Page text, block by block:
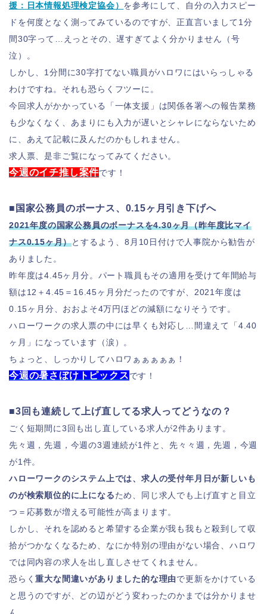
援：日本情報処理検定協会） を参考にして、自分の入力スピー
ドを何度となく測ってみているのですが、正直言いまして1分
間30字って…えっとその、遅すぎてよく分かりません（号
泣）。
しかし、1分間に30字打てない職員がハロワにはいらっしゃる
わけですね。それも恐らくフツーに。
今回求人がかかっている「一体支援」は関係各署への報告業務
も少なくなく、あまりにも入力が遅いとシャレにならないため
に、あえて記載に及んだのかもしれません。
求人票、是非ご覧になってみてください。
今週のイチ推し案件です！
■国家公務員のボーナス、0.15ヶ月引き下げへ
2021年度の国家公務員のボーナスを4.30ヶ月（昨年度比マイ
ナス0.15ヶ月）とするよう、8月10日付けで人事院から勧告が
ありました。
昨年度は4.45ヶ月分。パート職員もその適用を受けて年間給与
額は12＋4.45＝16.45ヶ月分だったのですが、2021年度は
0.15ヶ月分、おおよそ4万円ほどの減額になりそうです。
ハローワークの求人票の中には早くも対応し…間違えて「4.40
ヶ月」になっています（涙）。
ちょっと、しっかりしてハロワぁぁぁぁぁ！
今週の暑さぼけトピックスです！
■3回も連続して上げ直してる求人ってどうなの？
ごく短期間に3回も出し直している求人が2件あります。
先々週，先週，今週の3週連続が1件と、先々々週，先週，今週
が1件。
ハローワークのシステム上では、求人の受付年月日が新しいも
のが検索順位的に上になるため、同じ求人でも上げ直すと目立
つ＝応募数が増える可能性が高まります。
しかし、それを認めると希望する企業が我も我もと殺到して収
拾がつかなくなるため、なにか特別の理由がない場合、ハロワ
では同内容の求人を出し直しさせてくれません。
恐らく重大な間違いがありました的な理由で更新をかけている
と思うのですが、どの辺がどう変わったのかまでは分かりませ